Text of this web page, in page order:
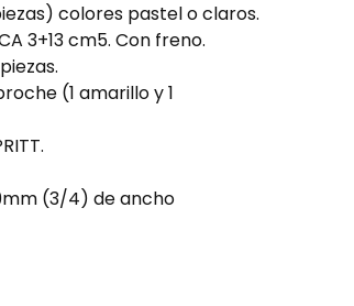
colores pastel o claros.
3+13 cm5. Con freno.
(1 amarillo y 1
(3/4) de ancho